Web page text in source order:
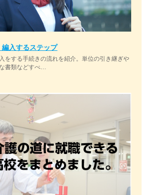
入するステップ
をする手続きの流れを紹介。単位の引き継ぎや
書類などすべ…